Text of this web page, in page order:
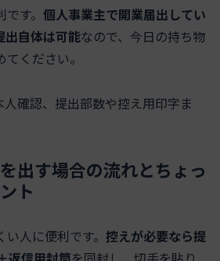
す。 個人事業主で開業届出してい
出自体は可能なので、今日の持ち物
ください。
確認、提出部数や控え用印字ま
出す場合の流れとちょっ
ト
人に便利です。 控えが必要なら提